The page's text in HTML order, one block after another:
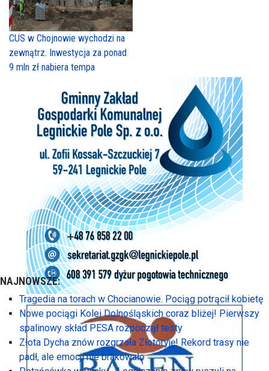
CUS w Chojnowie wychodzi na
zewnątrz. Inwestycja za ponad
9 mln zł nabiera tempa
NAJNOWSZE:
Tragedia na torach w Chocianowie. Pociąg potrącił kobietę
Nowe pociągi Kolei Dolnośląskich coraz bliżej! Pierwszy
spalinowy skład PESA rozpoczął testy
Złota Dycha znów rozgrzała Złotoryję! Rekord trasy nie
padł, ale emocji nie brakowało